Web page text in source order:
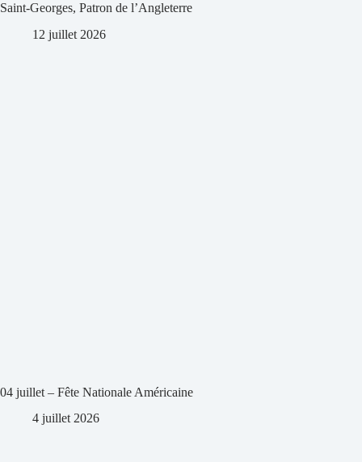
Saint-Georges, Patron de l’Angleterre
12 juillet 2026
04 juillet – Fête Nationale Américaine
4 juillet 2026